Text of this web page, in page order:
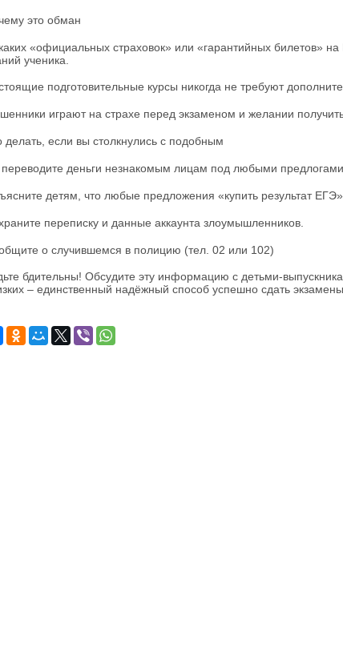
это обман
«официальных страховок» или «гарантийных билетов» на
ученика.
подготовительные курсы никогда не требуют
играют на страхе перед экзаменом и желании получить
делать, если вы столкнулись с подобным
деньги незнакомым лицам под любыми предлогами.
детям, что любые предложения «купить результат
переписку и данные аккаунта злоумышленников.
о случившемся в полицию (тел. 02 или 102)
бдительны! Обсудите эту информацию с детьми-
– единственный надёжный способ успешно сдать